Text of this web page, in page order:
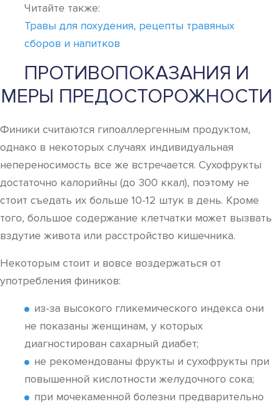
Читайте также:
Травы для похудения, рецепты травяных
сборов и напитков
ПРОТИВОПОКАЗАНИЯ И
МЕРЫ ПРЕДОСТОРОЖНОСТИ
Финики считаются гипоаллергенным продуктом,
однако в некоторых случаях индивидуальная
непереносимость все же встречается. Сухофрукты
достаточно калорийны (до 300 ккал), поэтому не
стоит съедать их больше 10-12 штук в день. Кроме
того, большое содержание клетчатки может вызвать
вздутие живота или расстройство кишечника.
Некоторым стоит и вовсе воздержаться от
употребления фиников:
из-за высокого гликемического индекса они
не показаны женщинам, у которых
диагностирован сахарный диабет;
не рекомендованы фрукты и сухофрукты при
повышенной кислотности желудочного сока;
при мочекаменной болезни предварительно